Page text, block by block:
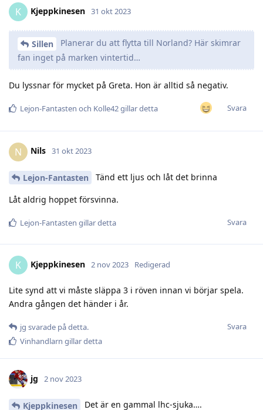
K Kjeppkinesen 31 okt 2023
Sillen
Planerar du att flytta till Norland? Här skimrar
fan inget på marken vintertid…
Du lyssnar för mycket på Greta. Hon är alltid så negativ.
Svara
Lejon-Fantasten och Kolle42gillar detta
N Nils 31 okt 2023
Lejon-Fantasten Tänd ett ljus och låt det brinna
Låt aldrig hoppet försvinna.
Svara
Lejon-Fantasten gillar detta
K Kjeppkinesen 2 nov 2023 Redigerad
Lite synd att vi måste släppa 3 i röven innan vi börjar spela.
Andra gången det händer i år.
Svara
jg svarade på detta.
Vinhandlarn gillar detta
jg 2 nov 2023
Kjeppkinesen Det är en gammal lhc-sjuka….